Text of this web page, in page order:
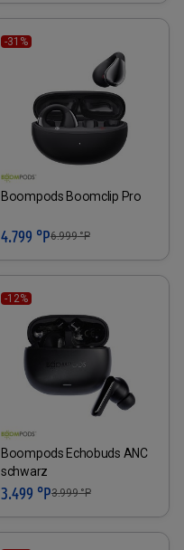
-31%
Boompods Boomclip Pro
4.799 °P6.999°P
-12%
Boompods Echobuds ANC
schwarz
3.499 °P3.999°P